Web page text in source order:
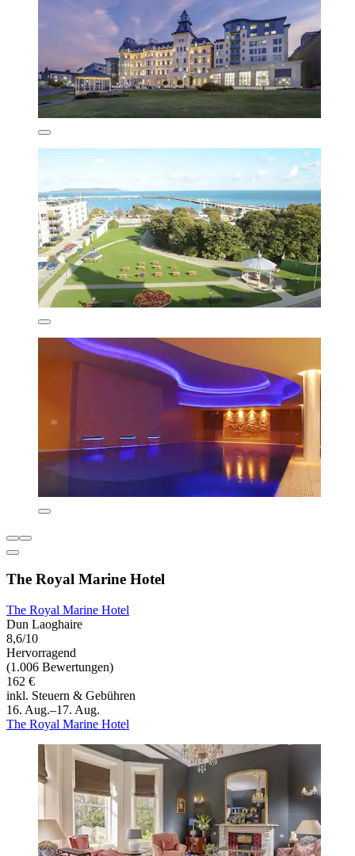
The Royal Marine Hotel
The Royal Marine Hotel
Dun Laoghaire
8,6/10
Hervorragend
(1.006 Bewertungen)
162 €
inkl. Steuern & Gebühren
16. Aug.–17. Aug.
The Royal Marine Hotel